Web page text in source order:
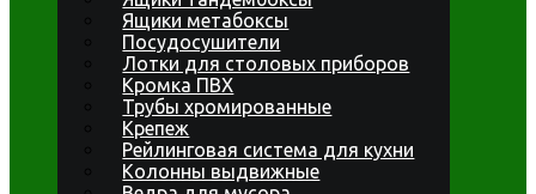
Ящики метабоксы
Посудосушители
Лотки для столовых приборов
Кромка ПВХ
Трубы хромированные
Крепеж
Рейлинговая система для кухни
Колонны выдвижные